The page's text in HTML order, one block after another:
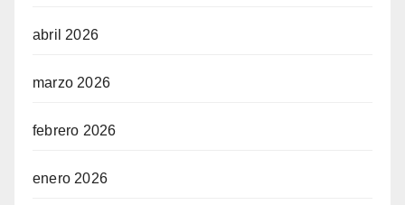
abril 2026
marzo 2026
febrero 2026
enero 2026